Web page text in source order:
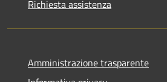
Richiesta assistenza
Amministrazione trasparente